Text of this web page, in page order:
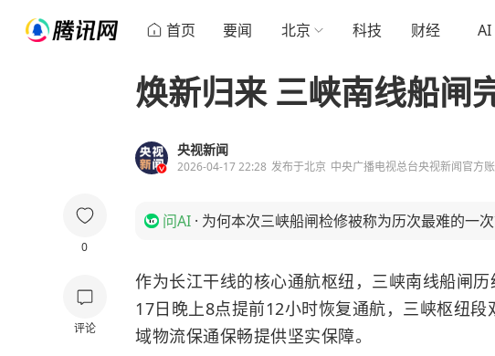
首页 要闻 北京 科技 财经 AI
0
评论
焕新归来 三峡南线船闸
央视新闻
2026-04-17 22:28 发布于北京 中央广播电视总台央视新闻官方
问AI · 为何本次三峡船闸检修被称为历次最难的一次
作为长江干线的核心通航枢纽，三峡南线船闸
17日晚上8点提前12小时恢复通航，三峡枢纽
域物流保通保畅提供坚实保障。